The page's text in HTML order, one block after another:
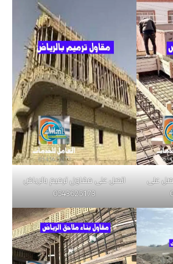
على
اتصل على مقاول ترميم بالرياض
0543625173